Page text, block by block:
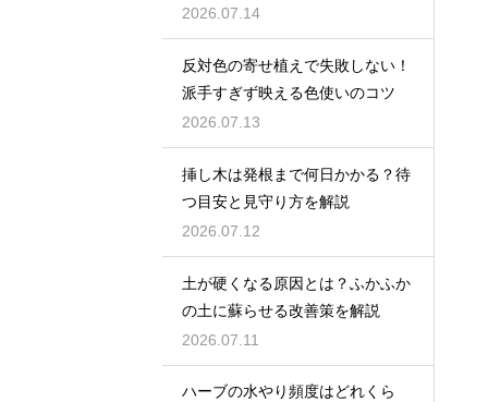
ツ
2026.07.14
反対色の寄せ植えで失敗しない！
派手すぎず映える色使いのコツ
2026.07.13
挿し木は発根まで何日かかる？待
つ目安と見守り方を解説
2026.07.12
土が硬くなる原因とは？ふかふか
の土に蘇らせる改善策を解説
2026.07.11
ハーブの水やり頻度はどれくら